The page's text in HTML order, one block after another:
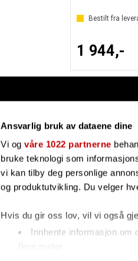
Ansvarlig bruk av dataene dine
Vi ogvåre 1022 partnerne
bruke teknologi som
vi kan tilby deg personlige
og produktutvikling. Du velger
Hvis du gir oss lov, vil vi også
Innhente informasjon om
flere meter
Bestilt fra
1 944,-